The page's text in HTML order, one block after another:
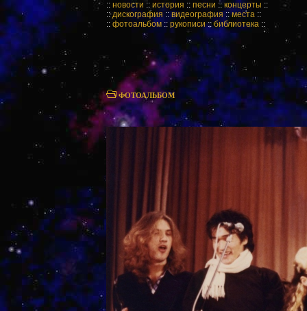
:: новости :: история :: песни :: концерты ::
::дискография :: видеография ::места ::
:: фотоальбом::рукописи::библиотека ::
ФОТОАЛЬБОМ